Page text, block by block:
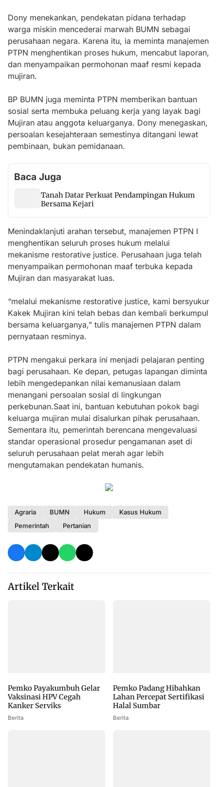
Dony menekankan, pendekatan pidana terhadap
warga miskin mencederai marwah BUMN sebagai
perusahaan negara. Karena itu, ia meminta manajemen
PTPN menghentikan proses hukum, mencabut laporan,
dan menyampaikan permohonan maaf resmi kepada
mujiran.
BP BUMN juga meminta PTPN memberikan bantuan
sosial serta membuka peluang kerja yang layak bagi
Mujiran atau anggota keluarganya. Dony menegaskan,
persoalan kesejahteraan semestinya ditangani lewat
pembinaan, bukan pemidanaan.
Baca Juga
Tanah Datar Perkuat Pendampingan Hukum
Bersama Kejari
Menindaklanjuti arahan tersebut, manajemen PTPN I
menghentikan seluruh proses hukum melalui
mekanisme restorative justice. Perusahaan juga telah
menyampaikan permohonan maaf terbuka kepada
Mujiran dan masyarakat luas.
“melalui mekanisme restorative justice, kami bersyukur
Kakek Mujiran kini telah bebas dan kembali berkumpul
bersama keluarganya,” tulis manajemen PTPN dalam
pernyataan resminya.
PTPN mengakui perkara ini menjadi pelajaran penting
bagi perusahaan. Ke depan, petugas lapangan diminta
lebih mengedepankan nilai kemanusiaan dalam
menangani persoalan sosial di lingkungan
perkebunan.Saat ini, bantuan kebutuhan pokok bagi
keluarga mujiran mulai disalurkan pihak perusahaan.
Sementara itu, pemerintah berencana mengevaluasi
standar operasional prosedur pengamanan aset di
seluruh perusahaan pelat merah agar lebih
mengutamakan pendekatan humanis.
Agraria BUMN Hukum
Kasus Hukum
Pemerintah
Pertanian
Artikel Terkait
Pemko Payakumbuh Gelar
Vaksinasi HPV Cegah
Kanker Serviks
Berita
Pemko Padang Hibahkan
Lahan Percepat Sertifikasi
Halal Sumbar
Berita